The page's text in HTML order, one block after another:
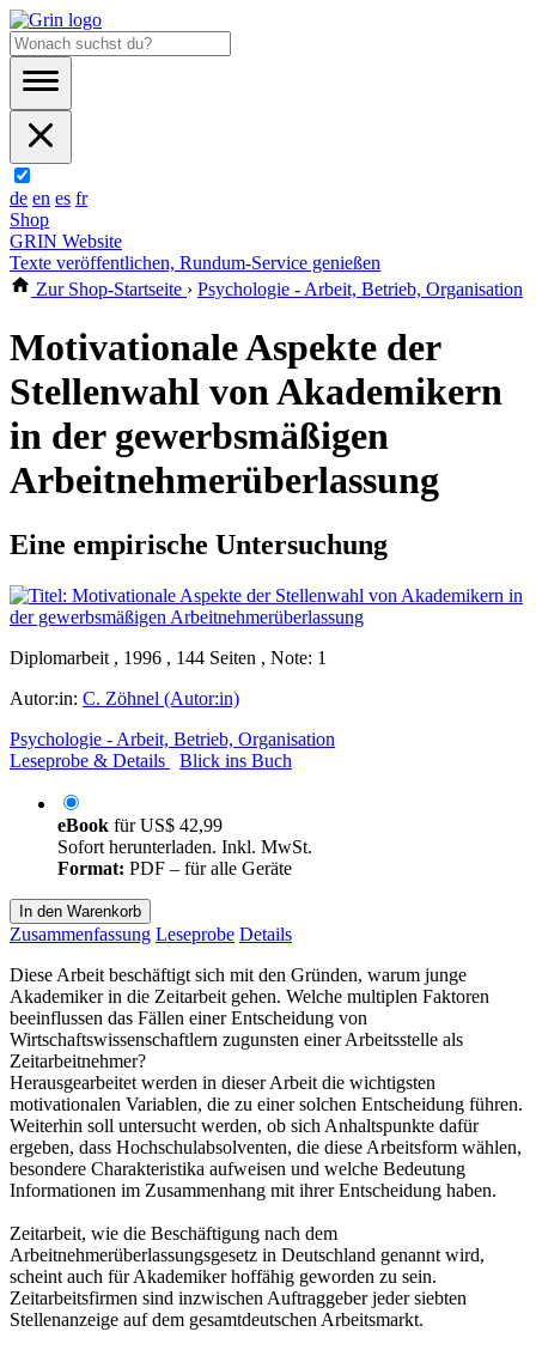
de en es fr
Shop
GRIN Website
Texte veröffentlichen, Rundum-Service genießen
Zur Shop-Startseite › Psychologie - Arbeit, Betrieb, Organisation
Motivationale Aspekte der
Stellenwahl von Akademikern
in der gewerbsmäßigen
Arbeitnehmerüberlassung
Eine empirische Untersuchung
Diplomarbeit , 1996 , 144 Seiten , Note: 1
Autor:in: C. Zöhnel (Autor:in)
Psychologie - Arbeit, Betrieb, Organisation
Leseprobe & Details
Blick ins Buch
eBook fürUS$ 42,99
Sofort herunterladen. Inkl. MwSt.
Format: PDF – für alle Geräte
In den Warenkorb
Zusammenfassung Leseprobe Details
Diese Arbeit beschäftigt sich mit den Gründen, warum junge
Akademiker in die Zeitarbeit gehen. Welche multiplen Faktoren
beeinflussen das Fällen einer Entscheidung von
Wirtschaftswissenschaftlern zugunsten einer Arbeitsstelle als
Zeitarbeitnehmer?
Herausgearbeitet werden in dieser Arbeit die wichtigsten
motivationalen Variablen, die zu einer solchen Entscheidung führen.
Weiterhin soll untersucht werden, ob sich Anhaltspunkte dafür
ergeben, dass Hochschulabsolventen, die diese Arbeitsform wählen,
besondere Charakteristika aufweisen und welche Bedeutung
Informationen im Zusammenhang mit ihrer Entscheidung haben.
Zeitarbeit, wie die Beschäftigung nach dem
Arbeitnehmerüberlassungsgesetz in Deutschland genannt wird,
scheint auch für Akademiker hoffähig geworden zu sein.
Zeitarbeitsfirmen sind inzwischen Auftraggeber jeder siebten
Stellenanzeige auf dem gesamtdeutschen Arbeitsmarkt.